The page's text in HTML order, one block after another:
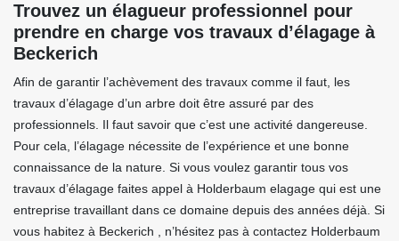
Trouvez un élagueur professionnel pour
prendre en charge vos travaux d’élagage à
Beckerich
Afin de garantir l’achèvement des travaux comme il faut, les
travaux d’élagage d’un arbre doit être assuré par des
professionnels. Il faut savoir que c’est une activité dangereuse.
Pour cela, l’élagage nécessite de l’expérience et une bonne
connaissance de la nature. Si vous voulez garantir tous vos
travaux d’élagage faites appel à Holderbaum elagage qui est une
entreprise travaillant dans ce domaine depuis des années déjà. Si
vous habitez à Beckerich , n’hésitez pas à contactez Holderbaum